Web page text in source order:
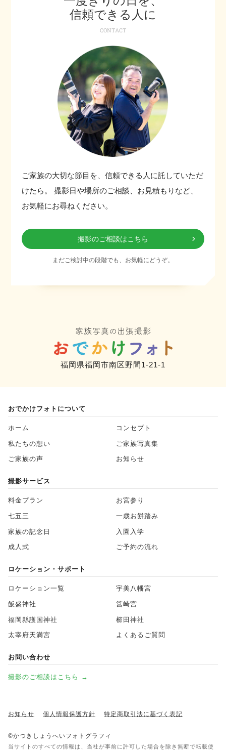
信頼できる人に
CONTACT
ご家族の大切な節目を、信頼できる人に託していただ
けたら。
撮影日や場所のご相談、お見積もりなど、
お気軽にお尋ねください。
撮影のご相談はこちら
まだご検討中の段階でも、お気軽にどうぞ。
福岡県福岡市南区野間1-21-1
おでかけフォトについて
ホーム コンセプト
私たちの想い ご家族写真集
ご家族の声 お知らせ
撮影サービス
料金プラン お宮参り
七五三 一歳お餅踏み
家族の記念日 入園入学
成人式 ご予約の流れ
ロケーション・サポート
ロケーション一覧 宇美八幡宮
飯盛神社 筥崎宮
福岡縣護国神社 櫛田神社
太宰府天満宮 よくあるご質問
お問い合わせ
撮影のご相談はこちら →
お知らせ 個人情報保護方針 特定商取引法に基づく表記
©かつきしょうへいフォトグラフィ
当サイトのすべての情報は、当社が事前に許可した場合を除き無断で転載使